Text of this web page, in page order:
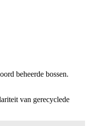
beheerde bossen.
van gerecyclede